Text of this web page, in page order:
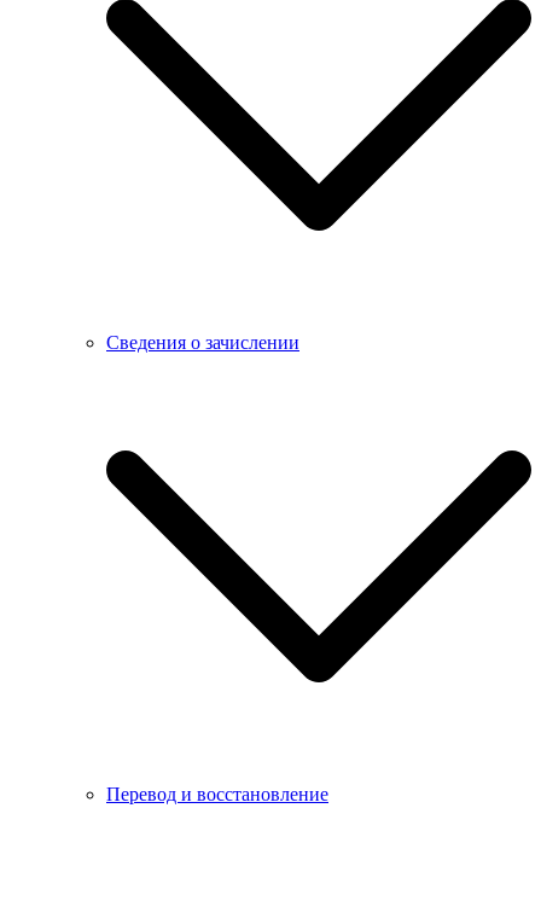
Сведения о зачислении
Перевод и восстановление